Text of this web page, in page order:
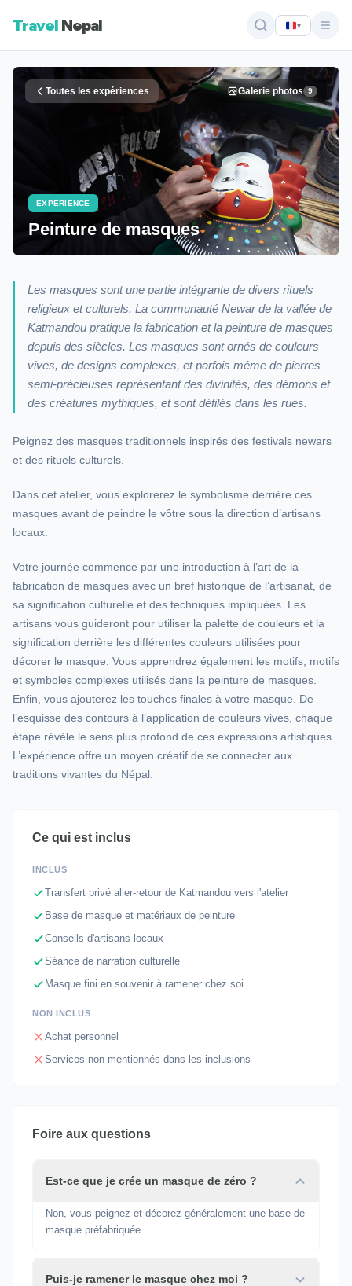
Travel Nepal ▾
Toutes les expériences Galerie photos 9
EXPERIENCE
Peinture de masques
Les masques sont une partie intégrante de divers rituels
religieux et culturels. La communauté Newar de la vallée de
Katmandou pratique la fabrication et la peinture de masques
depuis des siècles. Les masques sont ornés de couleurs
vives, de designs complexes, et parfois même de pierres
semi-précieuses représentant des divinités, des démons et
des créatures mythiques, et sont défilés dans les rues.
Peignez des masques traditionnels inspirés des festivals newars
et des rituels culturels.
Dans cet atelier, vous explorerez le symbolisme derrière ces
masques avant de peindre le vôtre sous la direction d’artisans
locaux.
Votre journée commence par une introduction à l’art de la
fabrication de masques avec un bref historique de l’artisanat, de
sa signification culturelle et des techniques impliquées. Les
artisans vous guideront pour utiliser la palette de couleurs et la
signification derrière les différentes couleurs utilisées pour
décorer le masque. Vous apprendrez également les motifs, motifs
et symboles complexes utilisés dans la peinture de masques.
Enfin, vous ajouterez les touches finales à votre masque. De
l’esquisse des contours à l’application de couleurs vives, chaque
étape révèle le sens plus profond de ces expressions artistiques.
L’expérience offre un moyen créatif de se connecter aux
traditions vivantes du Népal.
Ce qui est inclus
INCLUS
Transfert privé aller-retour de Katmandou vers l'atelier
Base de masque et matériaux de peinture
Conseils d'artisans locaux
Séance de narration culturelle
Masque fini en souvenir à ramener chez soi
NON INCLUS
Achat personnel
Services non mentionnés dans les inclusions
Foire aux questions
Est-ce que je crée un masque de zéro ?
Non, vous peignez et décorez généralement une base de
masque préfabriquée.
Puis-je ramener le masque chez moi ?